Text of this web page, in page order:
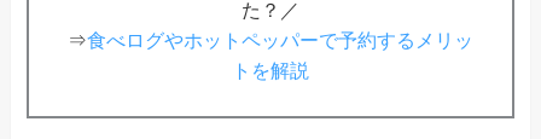
た？／
⇒食べログやホットペッパーで予約するメリッ
トを解説